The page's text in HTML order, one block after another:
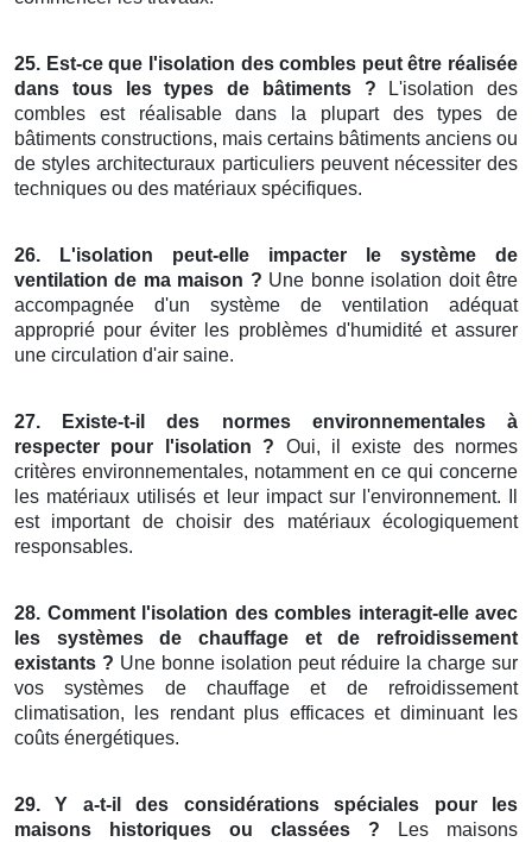
25. Est-ce que l'isolation des combles peut être réalisée
dans tous les types de bâtiments ? L'isolation des
combles est réalisable dans la plupart des types de
bâtiments constructions, mais certains bâtiments anciens ou
de styles architecturaux particuliers peuvent nécessiter des
techniques ou des matériaux spécifiques.
26. L'isolation peut-elle impacter le système de
ventilation de ma maison ? Une bonne isolation doit être
accompagnée d'un système de ventilation adéquat
approprié pour éviter les problèmes d'humidité et assurer
une circulation d'air saine.
27. Existe-t-il des normes environnementales à
respecter pour l'isolation ? Oui, il existe des normes
critères environnementales, notamment en ce qui concerne
les matériaux utilisés et leur impact sur l'environnement. Il
est important de choisir des matériaux écologiquement
responsables.
28. Comment l'isolation des combles interagit-elle avec
les systèmes de chauffage et de refroidissement
existants ? Une bonne isolation peut réduire la charge sur
vos systèmes de chauffage et de refroidissement
climatisation, les rendant plus efficaces et diminuant les
coûts énergétiques.
29. Y a-t-il des considérations spéciales pour les
maisons historiques ou classées ? Les maisons